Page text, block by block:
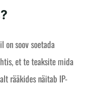
on soov soetada
et te teaksite mida
rääkides näitab IP-